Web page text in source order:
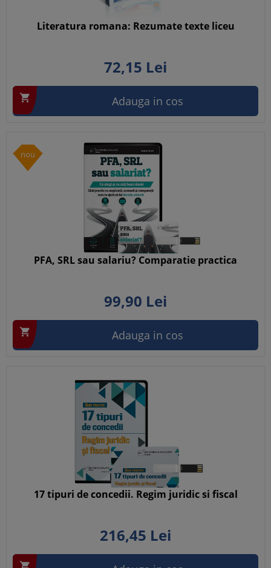
Literatura romana: Rezumate texte liceu
72,15 Lei
 Adauga in cos
nou
PFA, SRL sau salariu? Comparatie practica
99,90 Lei
 Adauga in cos
17 tipuri de concedii. Regim juridic si fiscal
216,45 Lei